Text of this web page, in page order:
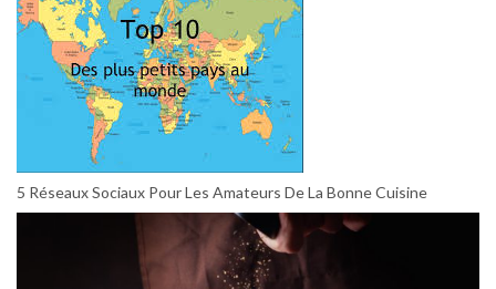
5 Réseaux Sociaux Pour Les Amateurs De La Bonne Cuisine